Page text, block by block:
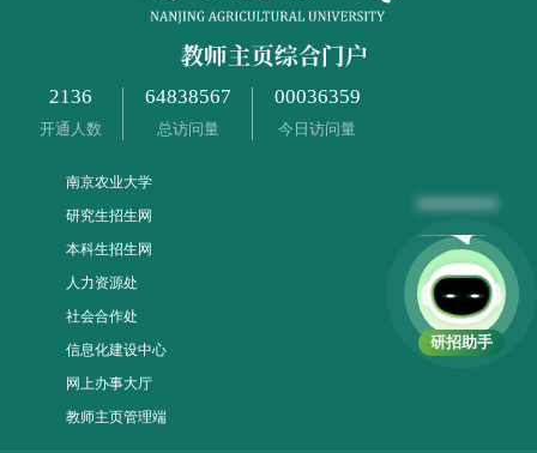
2136
开通人数
64838567
总访问量
00036359
今日访问量
南京农业大学
研究生招生网
本科生招生网
人力资源处
社会合作处
信息化建设中心
网上办事大厅
教师主页管理端
研招助手